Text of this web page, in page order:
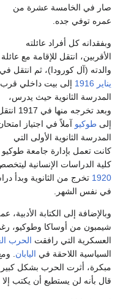
صار في الخامسة عشرة من
عمره توفي جده.
وبفقدانه كل أفراد عائلته
الأقربين، انتقل للإقامة مع عائلة
والدته (آل كورودا)، ثم انتقل في
يناير 1916 إلى بيت داخلي قرب
المدرسة الثانوية حيث يدرس،
وبعد تخرجه منها في 1917
إلى طوكيو آملاً في اجتياز
المدرسة الثانوية الأولى التي
كانت تعمل بإدارة جامعة
كلية الدراسات الإنسانية
1920 تخرج من الثانوية وبدأ
في نفس الشهر.
وبالإضافة إلى الكتابة
شيمبون من أوساكا وطوكيو،
العسكرية التي رافقت الحرب
السياسية اللاحقة في اليابان.
مبكرة، أثرت الحرب بشكل كبير
قال بأنه لن يستطيع أن يكتب إلا